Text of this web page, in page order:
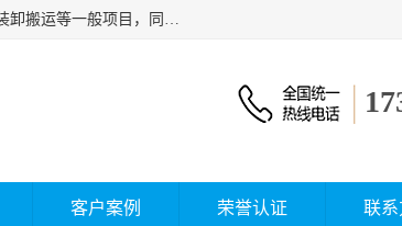
西安福鸿祥物流有限公司成立于2021年，位于陕西省西安市灞桥区，公司主要从事国内货物运输代理、装卸搬运等一般项目，同时具备道路货物运输（不含危险货物）的许可资质。凭借专业的物流服务和*的运输能力，公司致力于为客户提供安全、可靠的物流解决方案，满足多样化的运输需求，助力企业*运营。
客户案例 荣誉认证 联